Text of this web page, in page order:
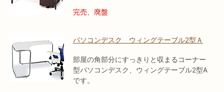
完売、廃盤
パソコンデスク ウィングテーブル2型Ａ
部屋の角部分にすっきりと収まるコーナー
型パソコンデスク、ウィングテーブル2型A
です。